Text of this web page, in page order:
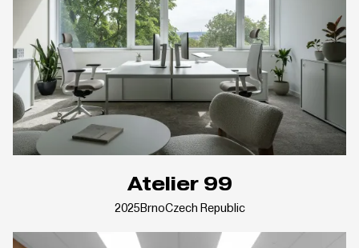
Atelier 99
2025BrnoCzech Republic